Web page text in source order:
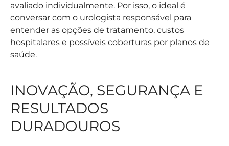
avaliado individualmente. Por isso, o ideal é
conversar com o urologista responsável para
entender as opções de tratamento, custos
hospitalares e possíveis coberturas por planos de
saúde.
INOVAÇÃO, SEGURANÇA E
RESULTADOS
DURADOUROS